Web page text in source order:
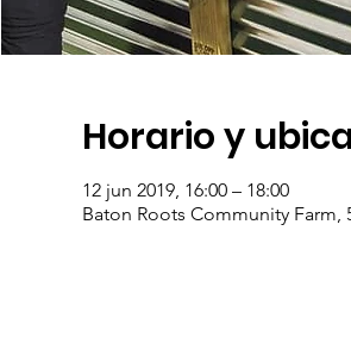
Horario y
12 jun 2019, 16:00 – 18:00
Baton Roots Community Farm,